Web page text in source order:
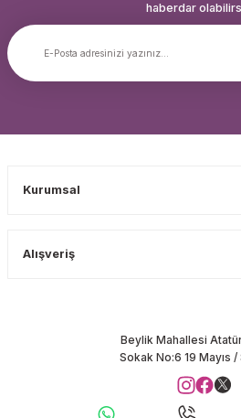
haberdar
Kurumsal
Alışveriş
Beylik Mahallesi
Sokak No:6 19 Mayıs /